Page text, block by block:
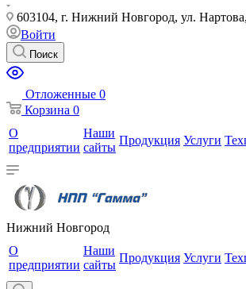
603104, г. Нижний Новгород, ул.
Войти
Поиск
Отложенные 0
Корзина 0
О
предприятии
Наши
сайты
Продукция Услуги
Нижний Новгород
О
предприятии
Наши
сайты
Продукция Услуги